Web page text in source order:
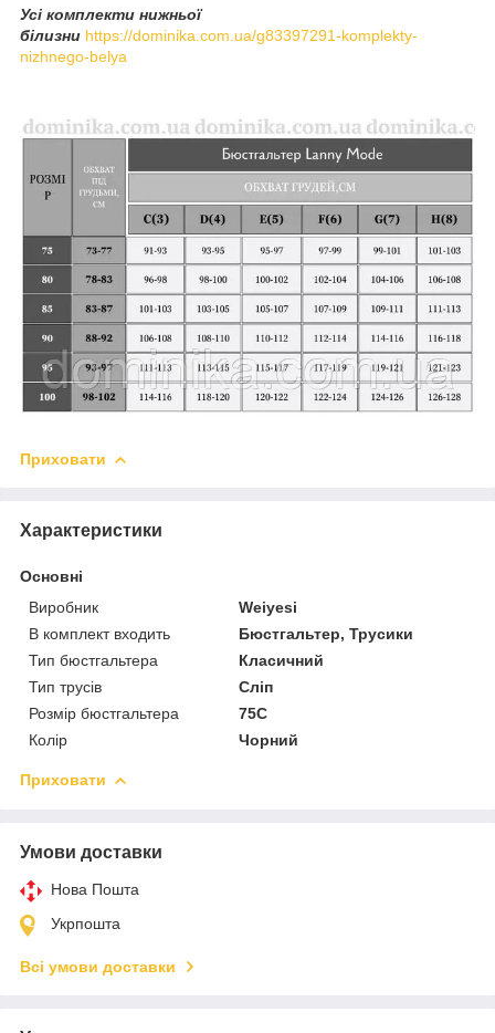
Усі комплекти нижньої
білизни https://dominika.com.ua/g83397291-komplekty-
nizhnego-belya
Приховати
Характеристики
Основні
Виробник
Weiyesi
В комплект входить
Бюстгальтер, Трусики
Тип бюстгальтера
Класичний
Тип трусів
Сліп
Розмір бюстгальтера
75C
Колір
Чорний
Приховати
Умови доставки
Нова Пошта
Укрпошта
Всі умови доставки